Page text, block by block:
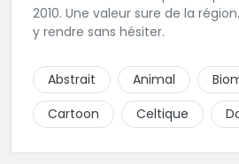
2010. Une valeur sure de la
y rendre sans hésiter.
Abstrait Animal
Cartoon
Celtique